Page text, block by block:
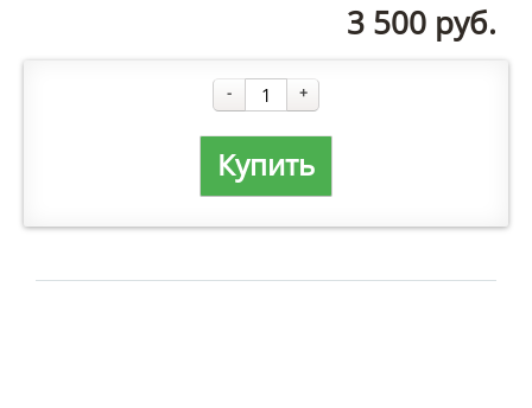
+
-
Купить
3 500 руб.